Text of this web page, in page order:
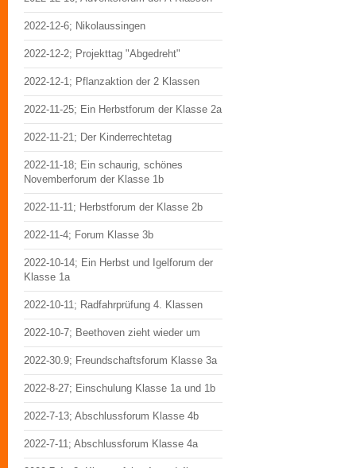
2022-12-6; Nikolaussingen
2022-12-2; Projekttag "Abgedreht"
2022-12-1; Pflanzaktion der 2 Klassen
2022-11-25; Ein Herbstforum der Klasse 2a
2022-11-21; Der Kinderrechtetag
2022-11-18; Ein schaurig, schönes
Novemberforum der Klasse 1b
2022-11-11; Herbstforum der Klasse 2b
2022-11-4; Forum Klasse 3b
2022-10-14; Ein Herbst und Igelforum der
Klasse 1a
2022-10-11; Radfahrprüfung 4. Klassen
2022-10-7; Beethoven zieht wieder um
2022-30.9; Freundschaftsforum Klasse 3a
2022-8-27; Einschulung Klasse 1a und 1b
2022-7-13; Abschlussforum Klasse 4b
2022-7-11; Abschlussforum Klasse 4a